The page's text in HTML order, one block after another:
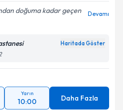
doğuma kadar geçen
Devamı
Haritada Göster
Yarın
10:00 Daha Fazla